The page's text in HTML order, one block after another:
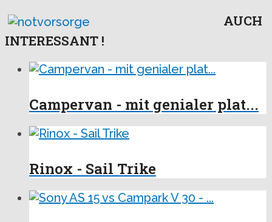
AUCH
INTERESSANT !
Campervan - mit genialer plat...
Rinox - Sail Trike